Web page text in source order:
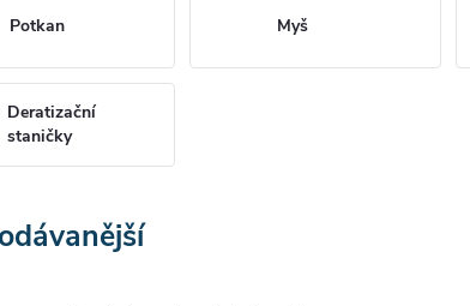
Potkan Myš
Deratizační
staničky